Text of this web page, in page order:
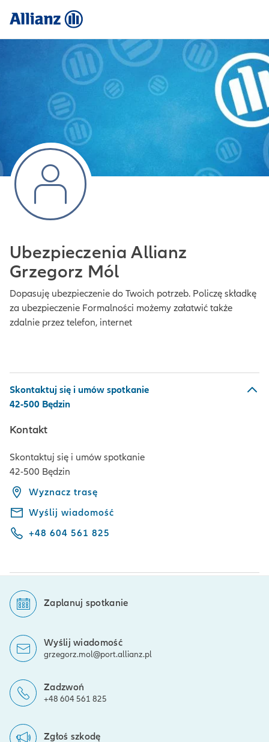
Ubezpieczenia Allianz
Grzegorz Mól
Dopasuję ubezpieczenie do Twoich potrzeb. Policzę składkę
za ubezpieczenie Formalności możemy załatwić także
zdalnie przez telefon, internet
Skontaktuj się i umów spotkanie
42-500 Będzin
Kontakt
Skontaktuj się i umów spotkanie
42-500 Będzin
Wyznacz trasę
Wyślij wiadomość
+48 604 561 825
Zaplanuj spotkanie
Wyślij wiadomość
grzegorz.mol@port.allianz.pl
Zadzwoń
+48 604 561 825
Zgłoś szkodę